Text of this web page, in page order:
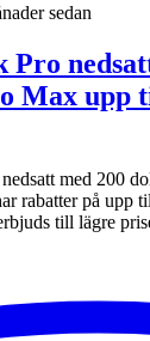
sedan
Pro
Max upp
med 200
rabatter på upp
till lägre